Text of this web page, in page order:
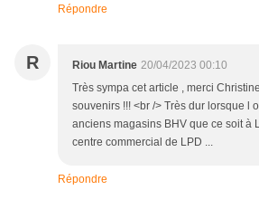
Répondre
R Riou Martine 20/04/2023 00:10
Très sympa cet article , merci
souvenirs !!! <br /> Très dur lorsque l
anciens magasins BHV que ce soit à
centre commercial de LPD ...
Répondre